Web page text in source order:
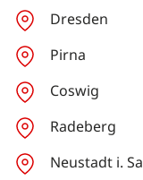
Dresden
Pirna
Coswig
Radeberg
Neustadt i. Sa